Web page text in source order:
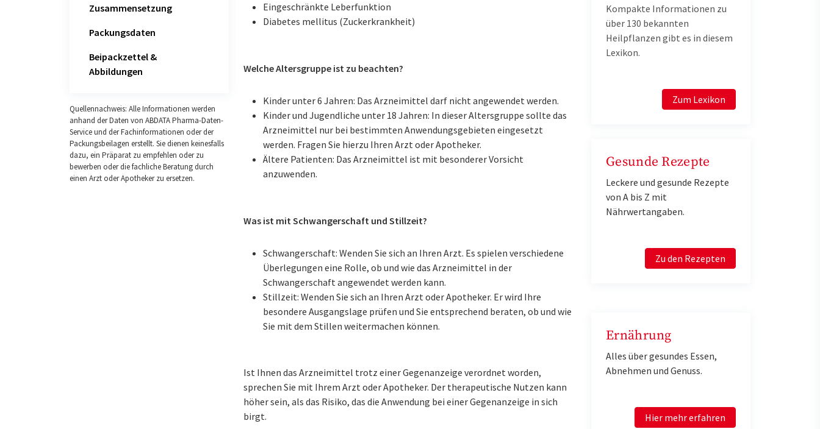
Zusammensetzung
Packungsdaten
Beipackzettel &
Abbildungen
Quellennachweis: Alle Informationen werden
anhand der Daten von ABDATA Pharma-Daten-
Service und der Fachinformationen oder der
Packungsbeilagen erstellt. Sie dienen keinesfalls
dazu, ein Präparat zu empfehlen oder zu
bewerben oder die fachliche Beratung durch
einen Arzt oder Apotheker zu ersetzen.
Eingeschränkte Leberfunktion
Diabetes mellitus (Zuckerkrankheit)
Welche Altersgruppe ist zu beachten?
Kinder unter 6 Jahren: Das Arzneimittel darf nicht angewendet werden.
Kinder und Jugendliche unter 18 Jahren: In dieser Altersgruppe sollte das
Arzneimittel nur bei bestimmten Anwendungsgebieten eingesetzt
werden. Fragen Sie hierzu Ihren Arzt oder Apotheker.
Ältere Patienten: Das Arzneimittel ist mit besonderer Vorsicht
anzuwenden.
Was ist mit Schwangerschaft und Stillzeit?
Schwangerschaft: Wenden Sie sich an Ihren Arzt. Es spielen verschiedene
Überlegungen eine Rolle, ob und wie das Arzneimittel in der
Schwangerschaft angewendet werden kann.
Stillzeit: Wenden Sie sich an Ihren Arzt oder Apotheker. Er wird Ihre
besondere Ausgangslage prüfen und Sie entsprechend beraten, ob und wie
Sie mit dem Stillen weitermachen können.
Ist Ihnen das Arzneimittel trotz einer Gegenanzeige verordnet worden,
sprechen Sie mit Ihrem Arzt oder Apotheker. Der therapeutische Nutzen kann
höher sein, als das Risiko, das die Anwendung bei einer Gegenanzeige in sich
birgt.
Kompakte Informationen zu
über 130 bekannten
Heilpflanzen gibt es in diesem
Lexikon.
Zum Lexikon
Gesunde Rezepte
Leckere und gesunde Rezepte
von A bis Z mit
Nährwertangaben.
Zu den Rezepten
Ernährung
Alles über gesundes Essen,
Abnehmen und Genuss.
Hier mehr erfahren